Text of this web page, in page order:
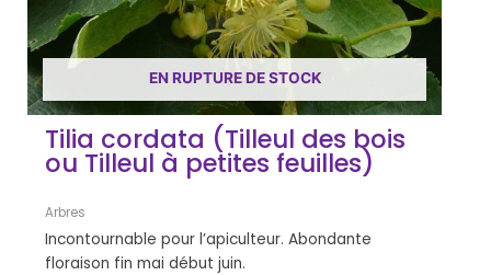
EN RUPTURE DE STOCK
Tilia cordata (Tilleul des bois
ou Tilleul à petites feuilles)
Arbres
Incontournable pour l’apiculteur. Abondante
floraison fin mai début juin.